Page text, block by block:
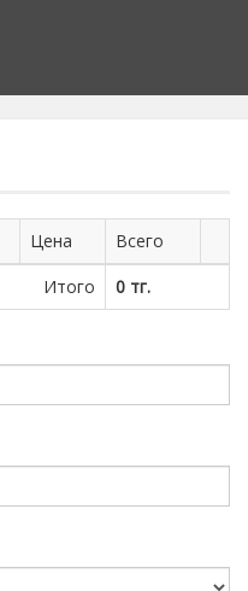
Цена
Всего
Итого
0 тг.